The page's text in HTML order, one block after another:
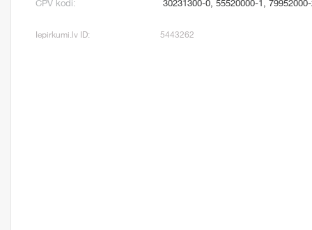
CPV kodi:
30231300-0, 55520000-1,
Iepirkumi.lv ID: 5443262